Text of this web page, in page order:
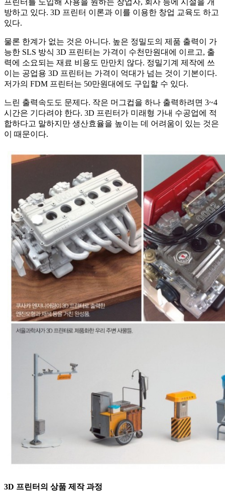
프린터를 도입해 사용을 원하는 창업자, 회사 등에 시설을 개
방하고 있다. 3D 프린터 이론과 이를 이용한 창업 교육도 하고
있다.
물론 한계가 없는 것은 아니다. 높은 정밀도의 제품 출력이 가
능한 SLS 방식 3D 프린터는 가격이 수천만원대에 이르고, 출
력에 소요되는 재료 비용도 만만치 않다. 정밀기계 제작에 쓰
이는 공업용 3D 프린터는 가격이 억대가 넘는 것이 기본이다.
저가의 FDM 프린터는 50만원대에도 구입할 수 있다.
느린 출력속도도 문제다. 작은 머그컵을 하나 출력하려면 3~4
시간은 기다려야 한다. 3D 프린터가 미래형 가내 수공업에 적
합하다고 말하지만 생산효율을 높이는 데 어려움이 있는 것은
이 때문이다.
3D 프린터의 상품 제작 과정